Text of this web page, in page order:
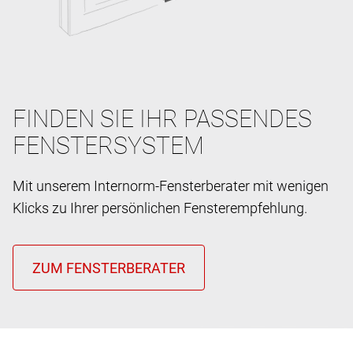
FINDEN SIE IHR PASSENDES
FENSTERSYSTEM
Mit unserem Internorm-Fensterberater mit wenigen
Klicks zu Ihrer persönlichen Fensterempfehlung.